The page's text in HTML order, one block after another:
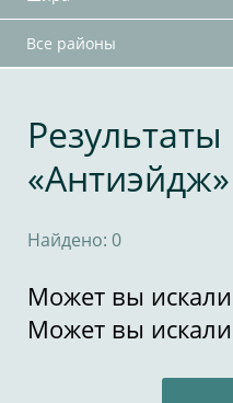
Все районы
«Антиэйдж»
Найдено: 0
Может вы
Может вы